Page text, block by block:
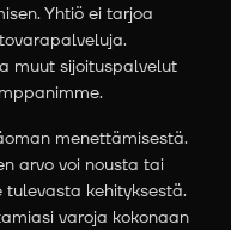
Yhtiö ei tarjoa
muut sijoituspalvelut
menettämisestä.
arvo voi nousta tai
kehityksestä.
varoja kokonaan